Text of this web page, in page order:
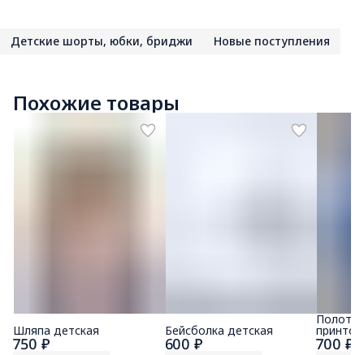
Детские шорты, юбки, бриджи Новые поступления
Похожие товары
750 ₽
Шляпа детская
600 ₽
Бейсболка детская
700 ₽